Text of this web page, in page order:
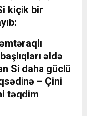
kiçik bir
əldə
Si daha güclü
– Çini
təqdim